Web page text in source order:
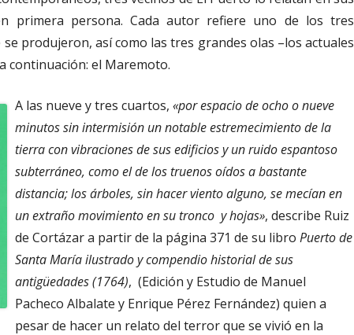
primera persona. Cada autor refiere uno de los tres
produjeron, así como las tres grandes olas –los actuales
continuación: el Maremoto.
A las nueve y tres cuartos, «por espacio de ocho o nueve
minutos sin intermisión un notable estremecimiento de la
tierra con vibraciones de sus edificios y un ruido espantoso
subterráneo, como el de los truenos oídos a bastante
distancia; los árboles, sin hacer viento alguno, se mecían en
un extraño movimiento en su tronco y hojas», describe Ruiz
de Cortázar a partir de la página 371 de su libro Puerto de
Santa María ilustrado y compendio historial de sus
antigüedades (1764), (Edición y Estudio de Manuel
Pacheco Albalate y Enrique Pérez Fernández) quien a
pesar de hacer un relato del terror que se vivió en la